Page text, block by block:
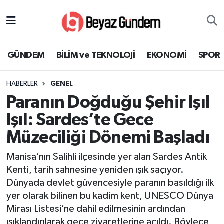
GÜNDEM BİLİM ve TEKNOLOJİ EKONOMİ SPOR
HABERLER GENEL
Paranın Doğduğu Şehir Işıl
Işıl: Sardes’te Gece
Müzeciliği Dönemi Başladı
Manisa’nın Salihli ilçesinde yer alan Sardes Antik
Kenti, tarih sahnesine yeniden ışık saçıyor.
Dünyada devlet güvencesiyle paranın basıldığı ilk
yer olarak bilinen bu kadim kent, UNESCO Dünya
Mirası Listesi’ne dahil edilmesinin ardından
EKONOMİ
SPOR
SAĞLIK
EĞİTİM
KÜLTÜR SANAT
MAGAZİN
Süper Lig Puan Durumu ve Fikstür
Tüm Manşetler
Son Dakika Haberleri
Haber Arşivi